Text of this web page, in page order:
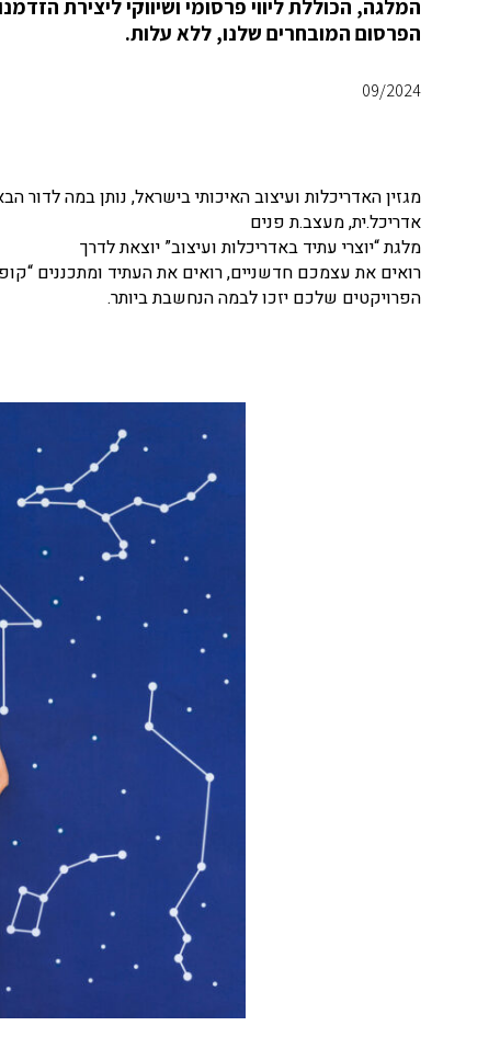
המלגה, הכוללת ליווי פרסומי ושיווקי ליצירת
הפרסום המובחרים שלנו, ללא עלות.
09/2024
מגזין האדריכלות ועיצוב האיכותי בישראל, נותן במה לדור
אדריכל.ית, מעצב.ת פנים
מלגת “יוצרי עתיד באדריכלות ועיצוב” יוצאת לדרך
רואים את עצמכם חדשניים, רואים את העתיד ומתכננים
הפרויקטים שלכם יזכו לבמה הנחשבת ביותר.